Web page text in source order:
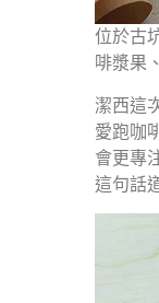
位於古
啡漿果
潔西這
愛跑咖
會更專
這句話